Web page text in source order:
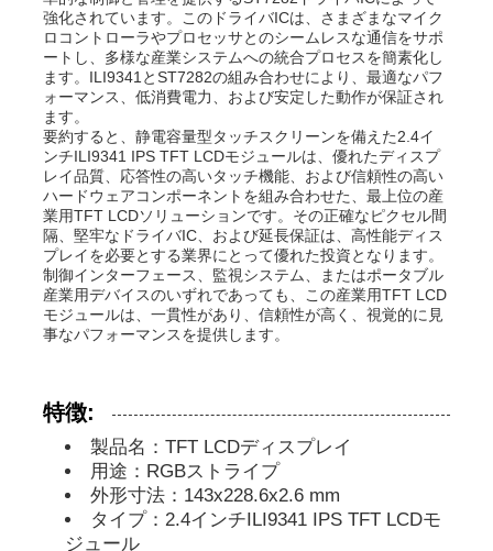
動画
私たちについて
工場見学
品質管理
お問い合わせ
ニュース
事件
TFT LCDディスプレイ
強化されています。このドライバICは、さまざまなマイク
ロコントローラやプロセッサとのシームレスな通信をサポ
ートし、多様な産業システムへの統合プロセスを簡素化し
ます。ILI9341とST7282の組み合わせにより、最適なパフ
ォーマンス、低消費電力、および安定した動作が保証され
ます。
要約すると、静電容量型タッチスクリーンを備えた2.4イ
ンチILI9341 IPS TFT LCDモジュールは、優れたディスプ
レイ品質、応答性の高いタッチ機能、および信頼性の高い
ハードウェアコンポーネントを組み合わせた、最上位の産
業用TFT LCDソリューションです。その正確なピクセル間
隔、堅牢なドライバIC、および延長保証は、高性能ディス
プレイを必要とする業界にとって優れた投資となります。
制御インターフェース、監視システム、またはポータブル
産業用デバイスのいずれであっても、この産業用TFT LCD
モジュールは、一貫性があり、信頼性が高く、視覚的に見
事なパフォーマンスを提供します。
特徴:
製品名：TFT LCDディスプレイ
用途：RGBストライプ
外形寸法：143x228.6x2.6 mm
タイプ：2.4インチILI9341 IPS TFT LCDモ
ジュール